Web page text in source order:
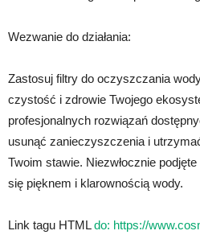
Wezwanie do działania:
Zastosuj filtry do oczyszczania
czystość i zdrowie Twojego
profesjonalnych rozwiązań
usunąć zanieczyszczenia i
Twoim stawie. Niezwłocznie
się pięknem i klarownością wody.
Link tagu HTMLdo: https://